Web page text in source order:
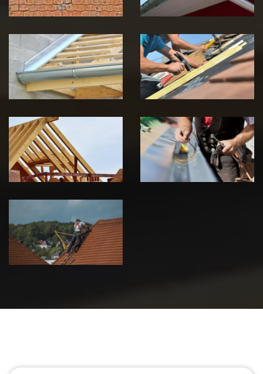
Pose de
Chéneau 39
Jura
Réparation de
toiture 39
Jura
Traitement de
charpente 39
Jura
Travaux de
zinguerie 39
Jura
Urgence fuite
de toiture 39
Jura